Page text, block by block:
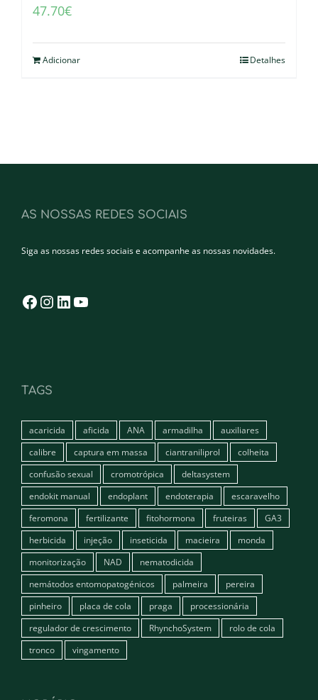
47.70€
Adicionar Detalhes
AS NOSSAS REDES SOCIAIS
Siga as nossas redes sociais e acompanhe as nossas novidades.
Facebook
Instagram
LinkedIn
TAGS
acaricida aficida ANA armadilha
auxiliares
calibre
captura em massa ciantraniliprol
colheita
confusão sexual
cromotrópica
deltasystem
endokit manual
endoplant endoterapia
escaravelho
feromona
fertilizante fitohormona fruteiras
GA3
herbicida
injeção inseticida macieira
monda
monitorização
NAD
nematodicida
nemátodos entomopatogénicos
palmeira
pereira
pinheiro
placa de cola praga
processionária
regulador de crescimento
RhynchoSystem
rolo de cola
tronco
vingamento